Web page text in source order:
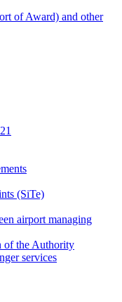
of Award) and other
(SiTe)
airport managing
of the Authority
services